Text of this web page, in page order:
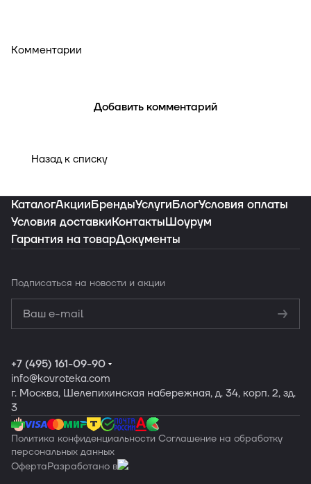
Комментарии
Добавить комментарий
Назад к списку
КаталогАкцииБрендыУслугиБлогУсловия оплаты
Условия доставкиКонтактыШоурум
Гарантия на товарДокументы
Подписаться на новости и акции
конфиденциальности
Обработку
персональных данных
+7 (495) 161-09-90
info@kovroteka.com
г. Москва, Шелепихинская набережная, д. 34, корп. 2, зд.
3
Политика конфиденциальности Соглашение на обработку
персональных данных
ОфертаРазработано в